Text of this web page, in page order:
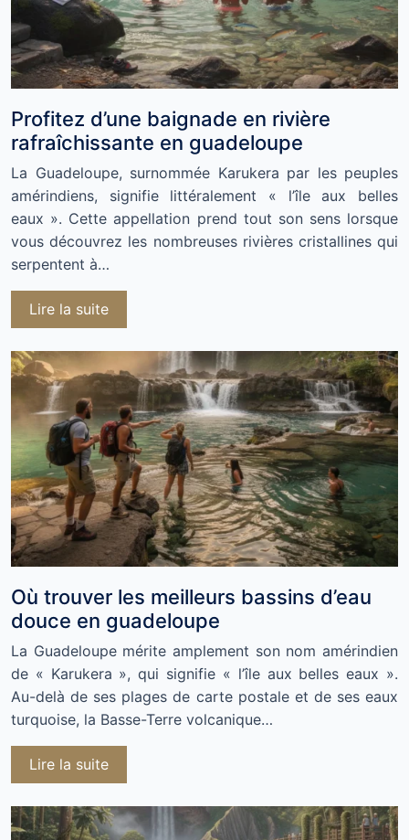
Profitez d’une baignade en rivière
rafraîchissante en guadeloupe
La Guadeloupe, surnommée Karukera par les peuples
amérindiens, signifie littéralement « l’île aux belles
eaux ». Cette appellation prend tout son sens lorsque
vous découvrez les nombreuses rivières cristallines qui
serpentent à…
Lire la suite
Où trouver les meilleurs bassins d’eau
douce en guadeloupe
La Guadeloupe mérite amplement son nom amérindien
de « Karukera », qui signifie « l’île aux belles eaux ».
Au-delà de ses plages de carte postale et de ses eaux
turquoise, la Basse-Terre volcanique…
Lire la suite